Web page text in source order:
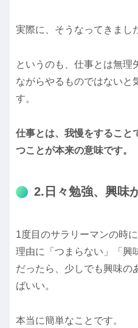
実際に、そうなってきまし
というのも、仕事とは無理
ながらやるものではないと
す。
仕事とは、我慢をすること
つことが本来の意味です。
2.日々勉強、興味
1度目のサラリーマンの時
理由に「つまらない」「興
だったら、少しでも興味の
ばいい。
本当に簡単なことです。